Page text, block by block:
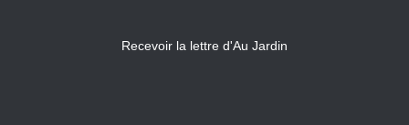
Recevoir la lettre d'Au Jardin